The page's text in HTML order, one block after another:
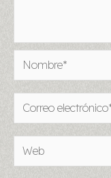
Nombre*
Correo
electrónico*
Web